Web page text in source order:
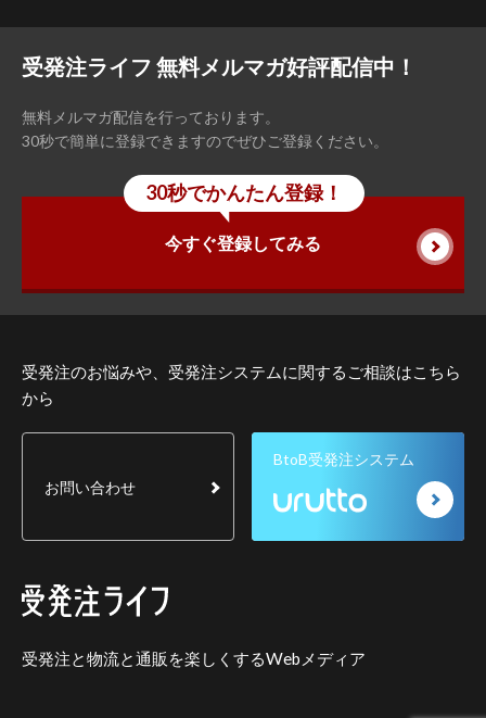
受発注ライフ 無料メルマガ好評配信中！
無料メルマガ配信を行っております。
30秒で簡単に登録できますのでぜひご登録ください。
今すぐ登録してみる
30秒でかんたん登録！
受発注のお悩みや、受発注システムに関するご相談はこちら
から
お問い合わせ
BtoB受発注システム
受発注と物流と通販を楽しくするWebメディア